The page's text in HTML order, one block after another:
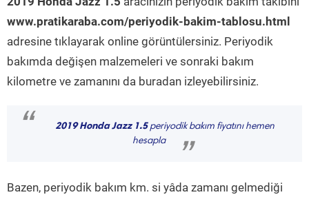
www.pratikaraba.com/periyodik-bakim-tablosu.html
adresine tıklayarak online görüntülersiniz. Periyodik
bakımda değişen malzemeleri ve sonraki bakım
kilometre ve zamanını da buradan izleyebilirsiniz.
“ 2019 Honda Jazz 1.5periyodik bakım fiyatını hemen
hesapla
”
Bazen, periyodik bakım km. si yâda zamanı gelmediği